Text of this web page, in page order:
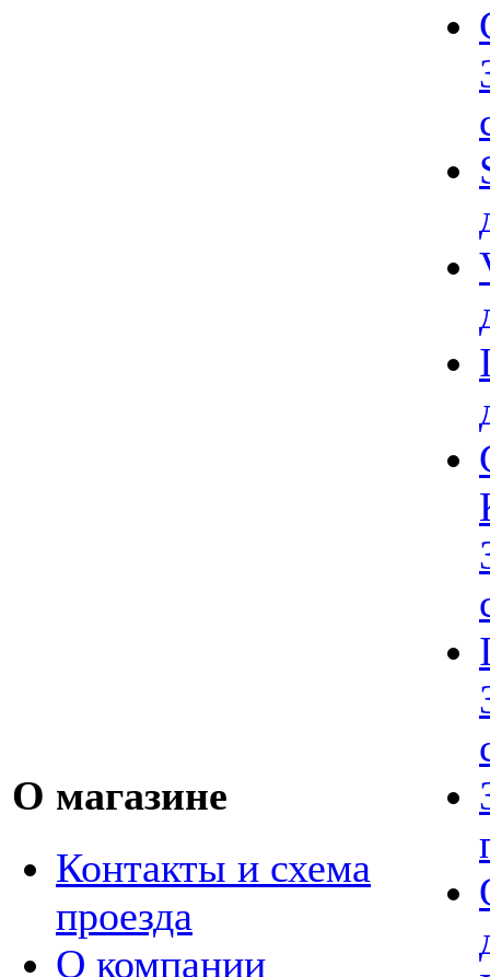
О магазине
Контакты и схема
проезда
О компании